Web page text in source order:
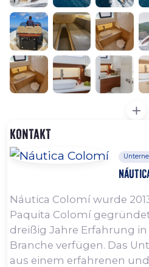
Kontakt
Náutica Colomí wurde
Paquita Colomí
dreißig Jahre Erfahrung
Branche verfügen. Das
aus einem erfahrenen